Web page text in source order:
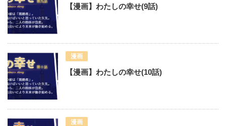
【漫画】わたしの幸せ(9話)
漫画
【漫画】わたしの幸せ(10話)
漫画